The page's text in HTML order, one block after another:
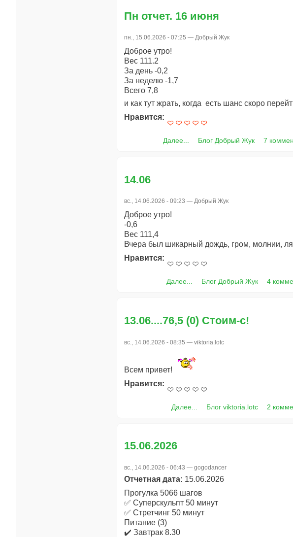
Пн отчет. 16 июня
пн., 15.06.2026 - 07:25 — Добрый Жук
Доброе утро!
Вес 111.2
За день -0,2
За неделю -1,7
Всего 7,8
и как тут жрать, когда есть шанс скоро
Нравится:
Далее... Блог Добрый Жук 7
14.06
вс., 14.06.2026 - 09:23 — Добрый Жук
Доброе утро!
-0,6
Вес 111,4
Вчера был шикарный дождь, гром, молнии,
Нравится:
Далее... Блог Добрый Жук 4
13.06....76,5 (0) Стоим-с!
вс., 14.06.2026 - 08:35 — viktoria.lotc
Всем привет!
Нравится:
Далее... Блог viktoria.lotc 2
15.06.2026
вс., 14.06.2026 - 06:43 — gogodancer
Отчетная дата: 15.06.2026
Прогулка 5066 шагов
✅ Суперскульпт 50 минут
✅ Стретчинг 50 минут
Питание (3)
✔️ Завтрак 8.30